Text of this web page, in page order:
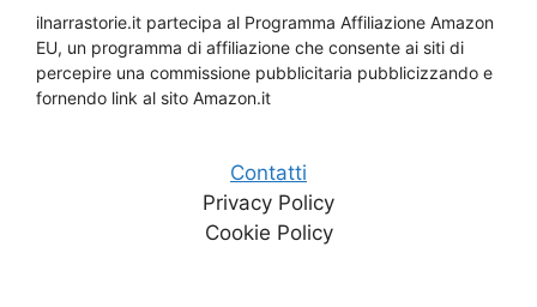
ilnarrastorie.it partecipa al Programma Affiliazione Amazon
EU, un programma di affiliazione che consente ai siti di
percepire una commissione pubblicitaria pubblicizzando e
fornendo link al sito Amazon.it
Contatti
Privacy Policy
Cookie Policy